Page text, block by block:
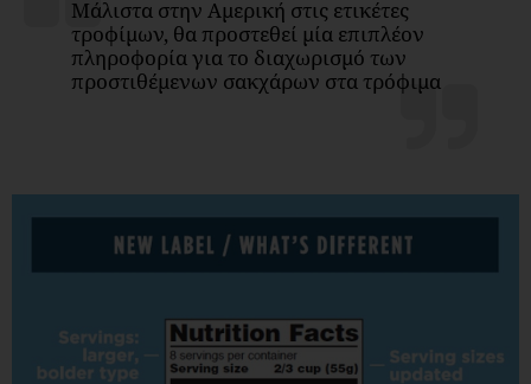
Μάλιστα στην Αμερική στις ετικέτες
τροφίμων, θα προστεθεί μία επιπλέον
πληροφορία για το διαχωρισμό των
προστιθέμενων σακχάρων στα τρόφιμα